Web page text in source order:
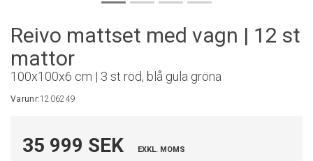
Reivo mattset med vagn | 12 st
mattor
100x100x6 cm | 3 st röd, blå gula gröna
Varunr:1206249
35 999 SEK EXKL. MOMS